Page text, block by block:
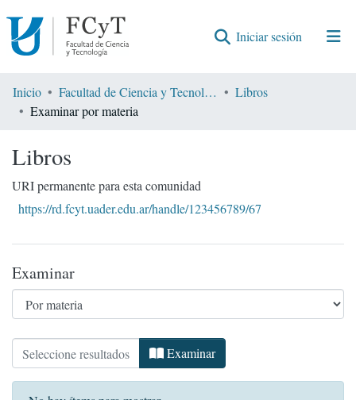
Iniciar sesión (current)
Comunidades
Encontrar por
Inicio Facultad de Ciencia y Tecnología
Libros
Examinar por materia
Libros
URI permanente para esta comunidad
https://rd.fcyt.uader.edu.ar/handle/123456789/67
Examinar
Examinando Libros por Materia
Examinar